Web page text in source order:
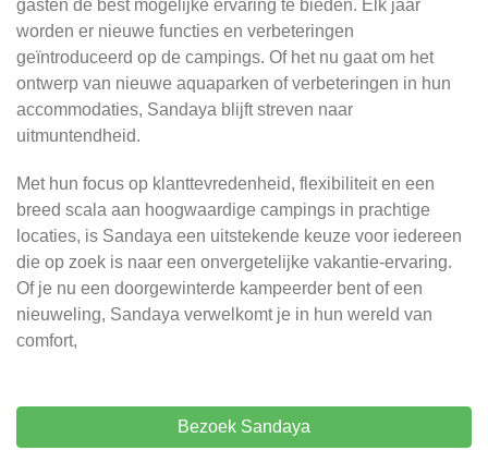
gasten de best mogelijke ervaring te bieden. Elk jaar
worden er nieuwe functies en verbeteringen
geïntroduceerd op de campings. Of het nu gaat om het
ontwerp van nieuwe aquaparken of verbeteringen in hun
accommodaties, Sandaya blijft streven naar
uitmuntendheid.
Met hun focus op klanttevredenheid, flexibiliteit en een
breed scala aan hoogwaardige campings in prachtige
locaties, is Sandaya een uitstekende keuze voor iedereen
die op zoek is naar een onvergetelijke vakantie-ervaring.
Of je nu een doorgewinterde kampeerder bent of een
nieuweling, Sandaya verwelkomt je in hun wereld van
comfort,
Bezoek Sandaya